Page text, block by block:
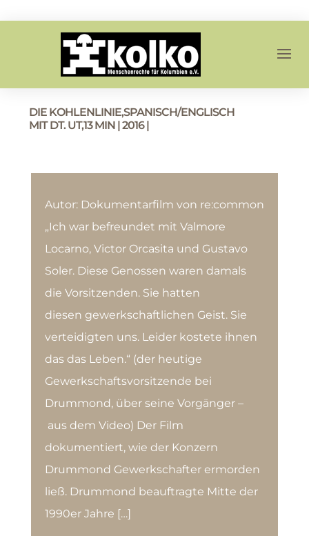
DIE KOHLENLINIE,SPANISCH/ENGLISCH
MIT DT. UT,13 MIN | 2016 |
Autor: Dokumentarfilm von re:common
„Ich war befreundet mit Valmore
Locarno, Victor Orcasita und Gustavo
Soler. Diese Genossen waren damals
die Vorsitzenden. Sie hatten
diesen gewerkschaftlichen Geist. Sie
verteidigten uns. Leider kostete ihnen
das das Leben.“ (der heutige
Gewerkschaftsvorsitzende bei
Drummond, über seine Vorgänger –
aus dem Video) Der Film
dokumentiert, wie der Konzern
Drummond Gewerkschafter ermorden
ließ. Drummond beauftragte Mitte der
1990er Jahre […]